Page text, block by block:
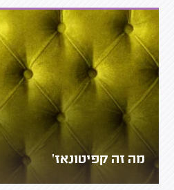
מה זה קפיטונאז'